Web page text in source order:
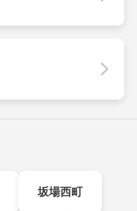
坂場西町